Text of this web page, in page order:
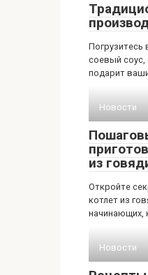
соевый
подарит
Новости
из
Откройте
котлет из
начинающих,
Новости